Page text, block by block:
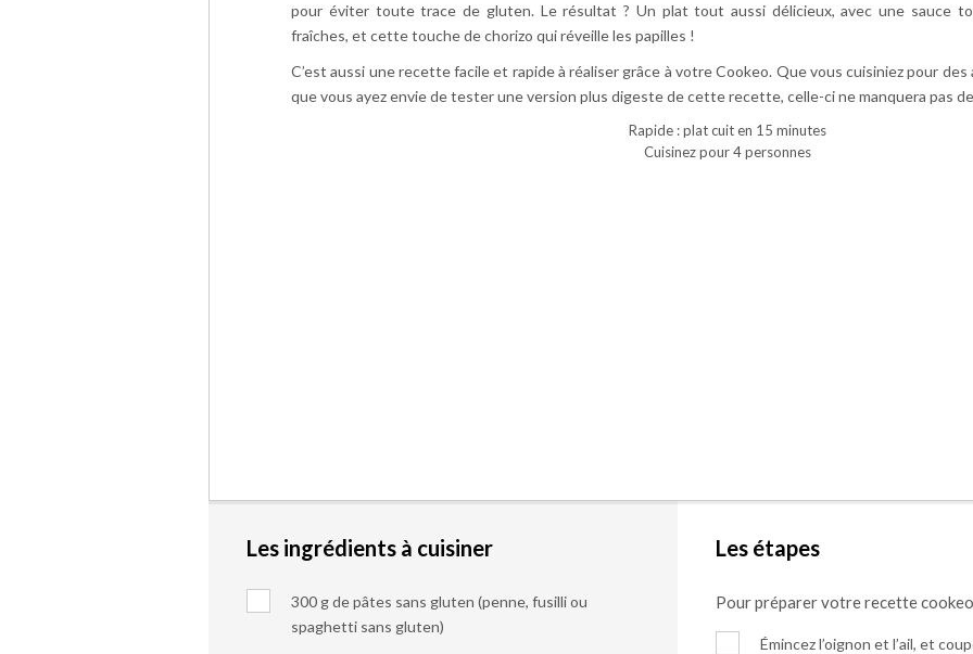
pour éviter toute trace de gluten. Le résultat ? Un plat tout aussi délicieux, avec une sauce
fraîches, et cette touche de chorizo qui réveille les papilles !
C’est aussi une recette facile et rapide à réaliser grâce à votre Cookeo. Que vous cuisiniez pour
que vous ayez envie de tester une version plus digeste de cette recette, celle-ci ne manquera pas
Rapide : plat cuit en 15 minutes
Cuisinez pour 4 personnes
Les ingrédients à cuisiner
300 g de pâtes sans gluten (penne, fusilli ou
spaghetti sans gluten)
Les étapes
Pour préparer votre recette cookeo
Émincez l’oignon et l’ail, et